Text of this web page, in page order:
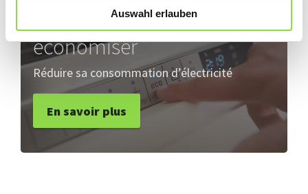
Auswahl erlauben
ménagers pour
économiser
Réduire sa consommation d’électricité
En savoir plus